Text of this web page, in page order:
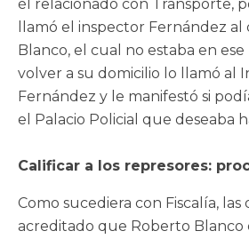
él relacionado con Transporte,
llamó el inspector Fernández al
Blanco, el cual no estaba en ese
volver a su domicilio lo llamó al
Fernández y le manifestó si
el Palacio Policial que deseaba
Calificar a los represores:
Como sucediera con Fiscalía,
acreditado que Roberto Blanco